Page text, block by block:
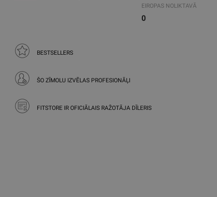
EIROPAS NOLIKTAVĀ
0
BESTSELLERS
ŠO ZĪMOLU IZVĒLAS PROFESIONĀĻI
FITSTORE IR OFICIĀLAIS RAŽOTĀJA DĪLERIS